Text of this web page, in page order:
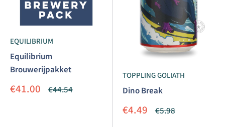
EQUILIBRIUM
Equilibrium
Brouwerijpakket
Aanbiedingsprijs
€41.00 Normale
€44.54
TOPPLING GOLIATH
Dino Break
Aanbiedingsprijs
€4.49 Normale
€5.98